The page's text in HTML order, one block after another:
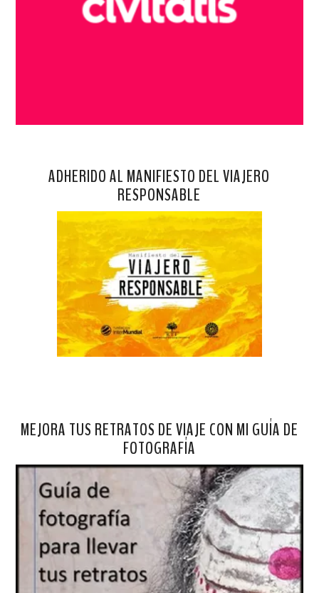
ADHERIDO AL MANIFIESTO DEL VIAJERO
RESPONSABLE
MEJORA TUS RETRATOS DE VIAJE CON MI GUÍA DE
FOTOGRAFÍA